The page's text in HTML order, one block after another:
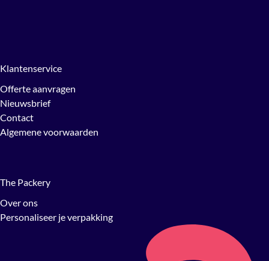
Klantenservice
Offerte aanvragen
Nieuwsbrief
Contact
Algemene voorwaarden
The Packery
Over ons
Personaliseer je verpakking